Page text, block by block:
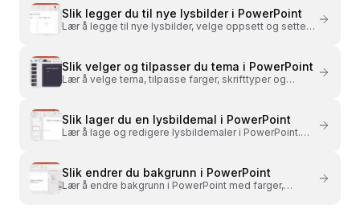
Slik legger du til nye lysbilder i PowerPoint
Lær å legge til nye lysbilder, velge oppsett og sette
Slik velger og tilpasser du tema i PowerPoint
Lær å velge tema, tilpasse farger, skrifttyper og
Slik lager du en lysbildemal i PowerPoint
Lær å lage og redigere lysbildemaler i PowerPoint.
Slik endrer du bakgrunn i PowerPoint
Lær å endre bakgrunn i PowerPoint med farger,